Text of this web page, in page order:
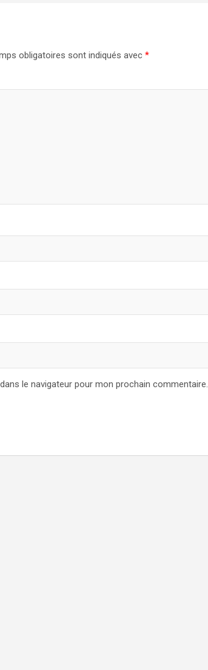
obligatoires sont indiqués avec *
le navigateur pour mon prochain commentaire.